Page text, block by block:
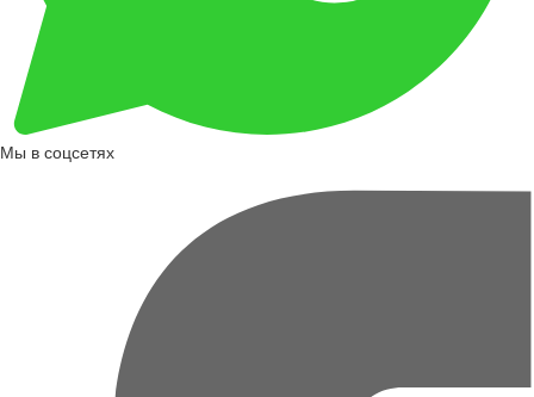
Мы в соцсетях